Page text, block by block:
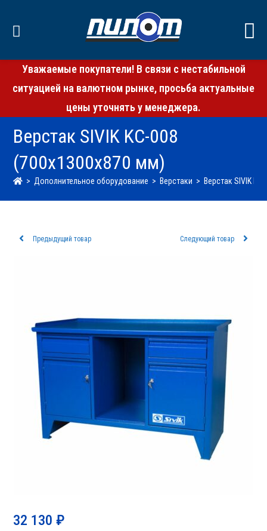
Уважаемые покупатели! В связи с нестабильной
ситуацией на валютном рынке, просьба актуальные
цены уточнять у менеджера.
Верстак SIVIK KC-008
(700х1300х870 мм)
> Дополнительное оборудование > Верстаки > Верстак SIVIK
Предыдущий товар Следующий товар
32 130₽